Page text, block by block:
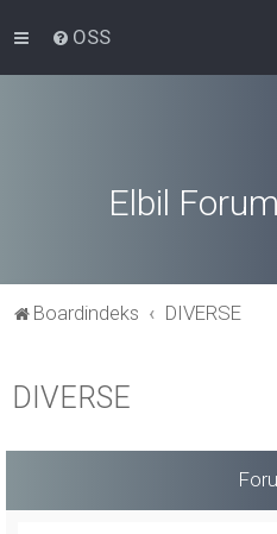
OSS
Elbil
Boardindeks DIVERSE
DIVERSE